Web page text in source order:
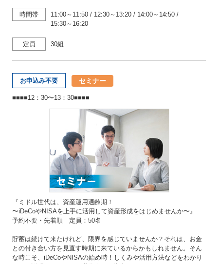
時間帯 11:00～11:50 / 12:30～13:20 / 14:00～14:50 /
15:30～16:20
定員 30組
お申込み不要 セミナー
■■■■12：30〜13：30■■■■
『ミドル世代は、資産運用適齢期！
〜iDeCoやNISAを上手に活用して資産形成をはじめませんか〜』
予約不要・先着順 定員：50名
貯蓄は続けて来たけれど、限界を感じていませんか？それは、お金
との付き合い方を見直す時期に来ているからかもしれません。そん
な時こそ、iDeCoやNISAの始め時！しくみや活用方法などをわかり